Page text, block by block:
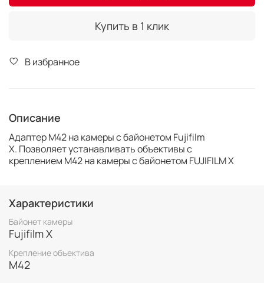
Купить в 1 клик
В избранное
Описание
Адаптер М42 на камеры с байонетом Fujifilm
X. Позволяет устанавливать объективы с
креплением M42 на камеры с байонетом FUJIFILM X
Характеристики
Байонет камеры
Fujifilm X
Крепление объектива
M42